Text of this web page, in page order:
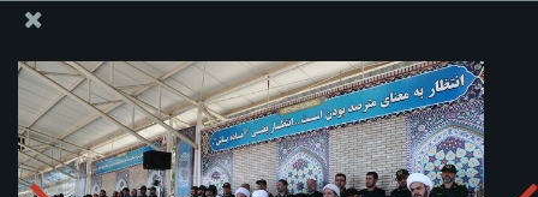
Ali Rəhbər İmam Hüseyn (ə) adına Hərbi Akademiyanın
buraxılış mərasimində iştirak etdi